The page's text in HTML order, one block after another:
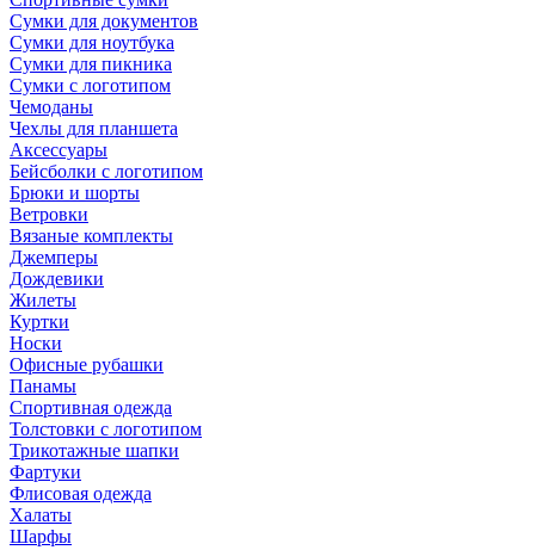
Сумки для документов
Сумки для ноутбука
Сумки для пикника
Сумки с логотипом
Чемоданы
Чехлы для планшета
Аксессуары
Бейсболки с логотипом
Брюки и шорты
Ветровки
Вязаные комплекты
Джемперы
Дождевики
Жилеты
Куртки
Носки
Офисные рубашки
Панамы
Спортивная одежда
Толстовки с логотипом
Трикотажные шапки
Фартуки
Флисовая одежда
Халаты
Шарфы